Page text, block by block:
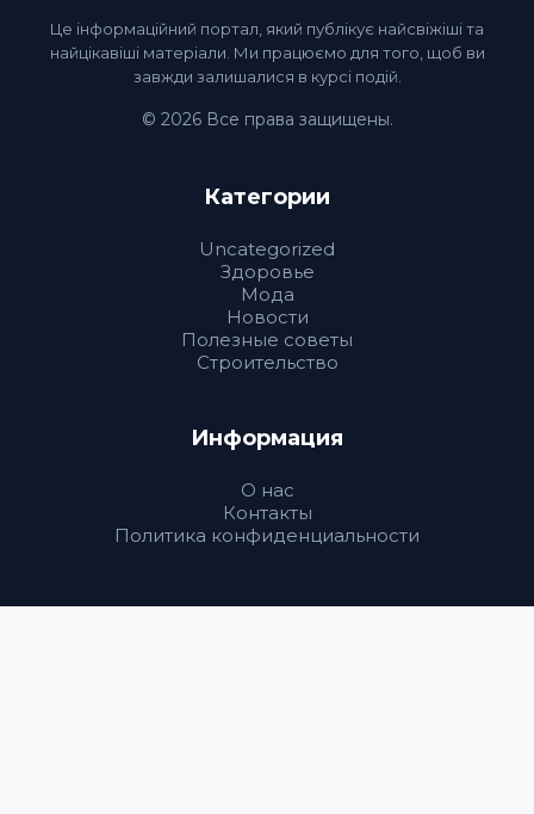
Це інформаційний портал, який публікує найсвіжіші та
найцікавіші матеріали. Ми працюємо для того, щоб ви
завжди залишалися в курсі подій.
© 2026 Все права защищены.
Категории
Uncategorized
Здоровье
Мода
Новости
Полезные советы
Строительство
Информация
О нас
Контакты
Политика конфиденциальности